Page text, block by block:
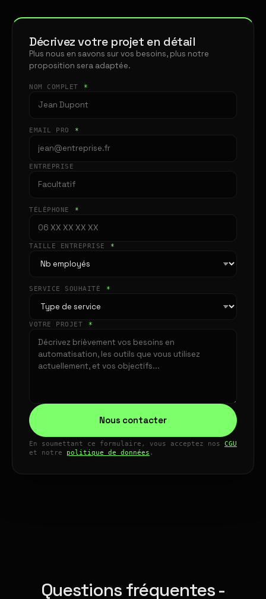
Décrivez votre projet en détail
Plus nous en savons sur vos besoins, plus notre
proposition sera adaptée.
NOM COMPLET *
EMAIL PRO *
ENTREPRISE
TÉLÉPHONE *
TAILLE ENTREPRISE *
SERVICE SOUHAITÉ *
VOTRE PROJET *
Nous contacter
En soumettant ce formulaire, vous acceptez nos CGU
et notre politique de données .
Questions fréquentes -